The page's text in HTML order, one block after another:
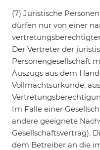
(7) Juristische
dürfen nur von einer
Der Vertreter der
Personengesellschaft
Auszugs aus dem
Vollmachtsurkunde,
Im Falle einer
andere geeignete
Gesellschaftsvertrag).
dem Betreiber an die